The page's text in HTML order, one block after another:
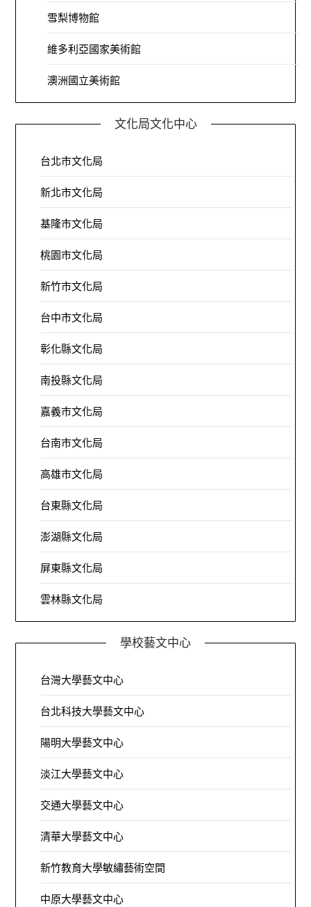
雪梨博物館
維多利亞國家美術館
澳洲國立美術館
文化局文化中心
台北市文化局
新北市文化局
基隆市文化局
桃園市文化局
新竹市文化局
台中市文化局
彰化縣文化局
南投縣文化局
嘉義市文化局
台南市文化局
高雄市文化局
台東縣文化局
澎湖縣文化局
屏東縣文化局
雲林縣文化局
學校藝文中心
台灣大學藝文中心
台北科技大學藝文中心
陽明大學藝文中心
淡江大學藝文中心
交通大學藝文中心
清華大學藝文中心
新竹教育大學敏繡藝術空間
中原大學藝文中心